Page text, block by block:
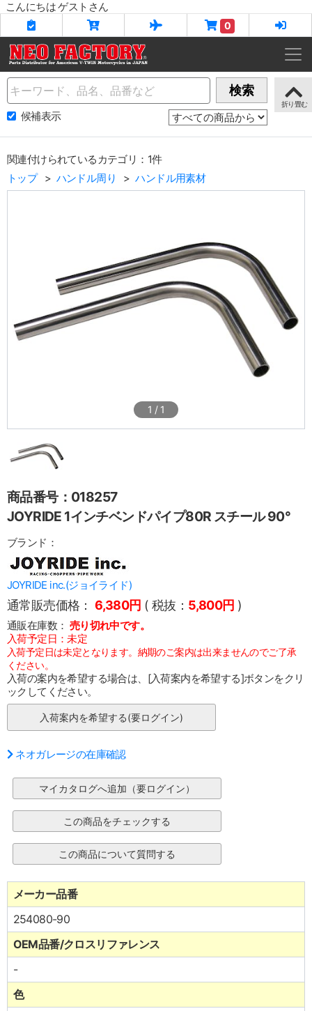
こんにちは ゲストさん
0
Name 検索
候補表示
関連付けられているカテゴリ：1件
トップ
ハンドル周り ハンドル用素材
1 / 1
商品番号：018257
JOYRIDE 1インチベンドパイプ80R スチール 90°
ブランド：
JOYRIDE inc.(ジョイライド)
通常販売価格： 6,380円 ( 税抜： 5,800円 )
通販在庫数： 売り切れ中です。
入荷予定日：未定
入荷予定日は未定となります。納期のご案内は出来ませんのでご了承
ください。
入荷の案内を希望する場合は、[入荷案内を希望する]ボタンをクリ
ックしてください。
ネオガレージの在庫確認
メーカー品番
254080-90
OEM品番/クロスリファレンス
-
色